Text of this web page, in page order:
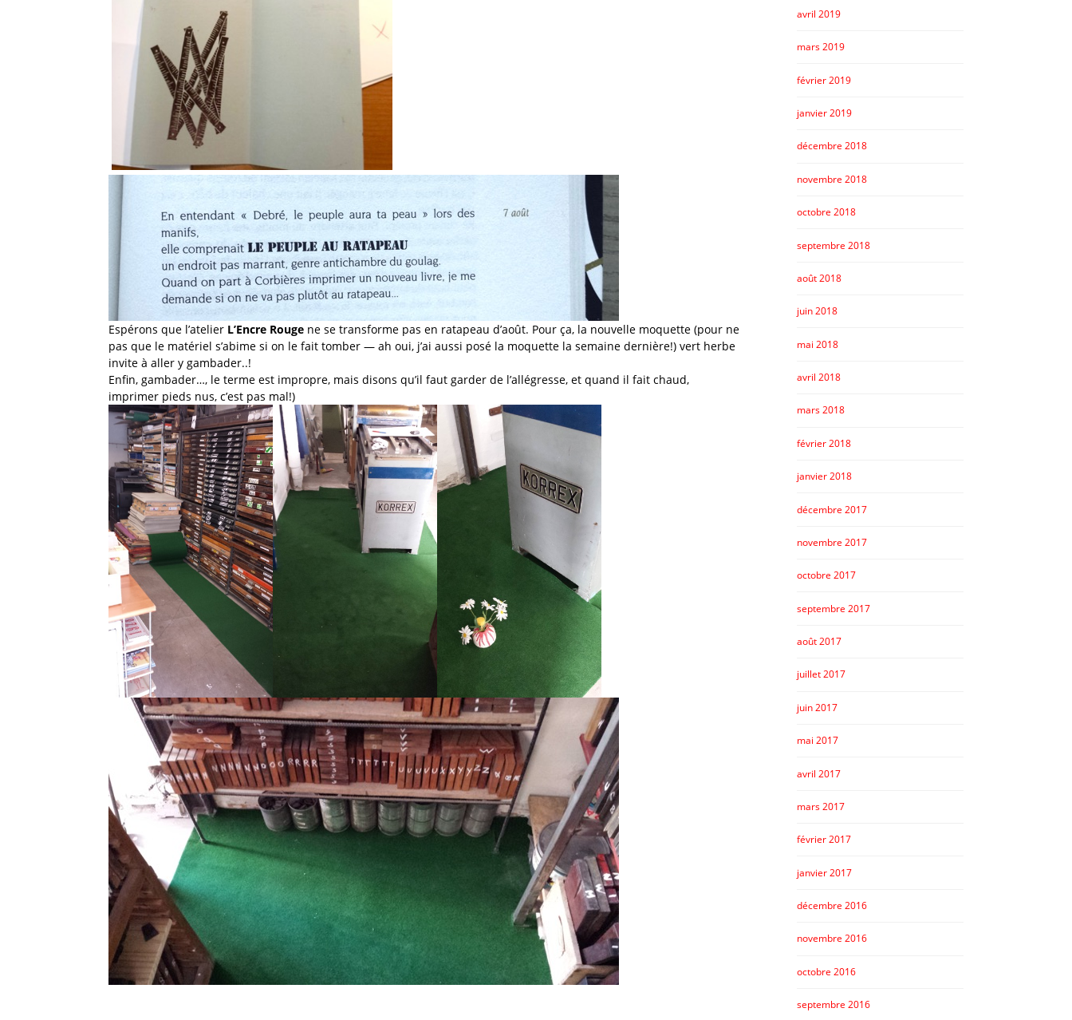
Espérons que l’atelier L’Encre Rouge ne se transforme pas en ratapeau d’août. Pour ça, la nouvelle moquette (pour ne
pas que le matériel s’abime si on le fait tomber — ah oui, j’ai aussi posé la moquette la semaine dernière!) vert herbe
invite à aller y gambader..!
Enfin, gambader…, le terme est impropre, mais disons qu’il faut garder de l’allégresse, et quand il fait chaud,
imprimer pieds nus, c’est pas mal!)
avril 2019
mars 2019
février 2019
janvier 2019
décembre 2018
novembre 2018
octobre 2018
septembre 2018
août 2018
juin 2018
mai 2018
avril 2018
mars 2018
février 2018
janvier 2018
décembre 2017
novembre 2017
octobre 2017
septembre 2017
août 2017
juillet 2017
juin 2017
mai 2017
avril 2017
mars 2017
février 2017
janvier 2017
décembre 2016
novembre 2016
octobre 2016
septembre 2016